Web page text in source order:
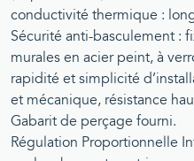
conductivité thermique :
Sécurité anti-basculement :
murales en acier peint, à
rapidité et simplicité
et mécanique, résistance
Gabarit de perçage fourni.
Régulation Proportionnelle